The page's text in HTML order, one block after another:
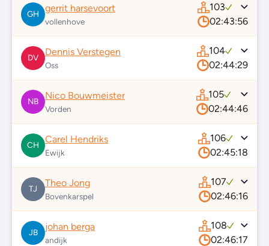
GH
gerrit harsevoort
vollenhove
103
02:43:56
DV
Dennis Verstegen
Oss
104
02:44:29
NB
Nico Bouwmeister
Vorden
105
02:44:46
CH
Carel Hendriks
Ewijk
106
02:45:18
TJ
Theo Jong
Bovenkarspel
107
02:46:16
JB
johan berga
andijk
108
02:46:17